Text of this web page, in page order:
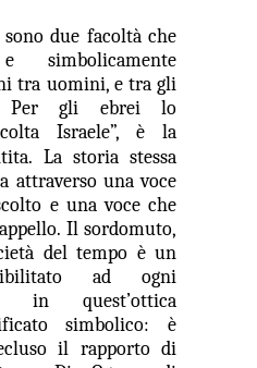
due facoltà che
simbolicamente
tra uomini, e tra gli
Per gli ebrei lo
Israele”, è la
La storia stessa
attraverso una voce
e una voce che
Il sordomuto,
del tempo è un
ad ogni
in quest’ottica
simbolico: è
il rapporto di